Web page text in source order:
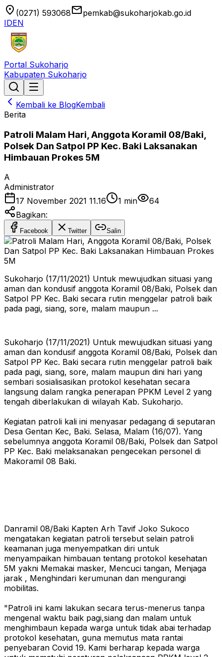
location_on (0271) 593068emailpemkab@sukoharjokab.go.id
IDEN
Portal Sukoharjo
Kabupaten Sukoharjo
Kembali ke BlogKembali
Berita
Patroli Malam Hari, Anggota Koramil 08/Baki,
Polsek Dan Satpol PP Kec. Baki Laksanakan
Himbauan Prokes 5M
A
Administrator
17 November 2021 11.16
1 min
64
Bagikan:
Facebook Twitter Salin
Sukoharjo (17/11/2021) Untuk mewujudkan situasi yang
aman dan kondusif anggota Koramil 08/Baki, Polsek dan
Satpol PP Kec. Baki secara rutin menggelar patroli baik
pada pagi, siang, sore, malam maupun ...
Sukoharjo (17/11/2021) Untuk mewujudkan situasi yang
aman dan kondusif anggota Koramil 08/Baki, Polsek dan
Satpol PP Kec. Baki secara rutin menggelar patroli baik
pada pagi, siang, sore, malam maupun dini hari yang
sembari sosialisasikan protokol kesehatan secara
langsung dalam rangka penerapan PPKM Level 2 yang
tengah diberlakukan di wilayah Kab. Sukoharjo.
Kegiatan patroli kali ini menyasar pedagang di seputaran
Desa Gentan Kec, Baki. Selasa, Malam (16/07). Yang
sebelumnya anggota Koramil 08/Baki, Polsek dan Satpol
PP Kec. Baki melaksanakan pengecekan personel di
Makoramil 08 Baki.
Danramil 08/Baki Kapten Arh Tavif Joko Sukoco
mengatakan kegiatan patroli tersebut selain patroli
keamanan juga menyempatkan diri untuk
menyampaikan himbauan tentang protokol kesehatan
5M yakni Memakai masker, Mencuci tangan, Menjaga
jarak , Menghindari kerumunan dan mengurangi
mobilitas.
"Patroli ini kami lakukan secara terus-menerus tanpa
mengenal waktu baik pagi,siang dan malam untuk
menghimbaun kepada warga untuk tidak abai terhadap
protokol kesehatan, guna memutus mata rantai
penyebaran Covid 19. Kami berharap kepada warga